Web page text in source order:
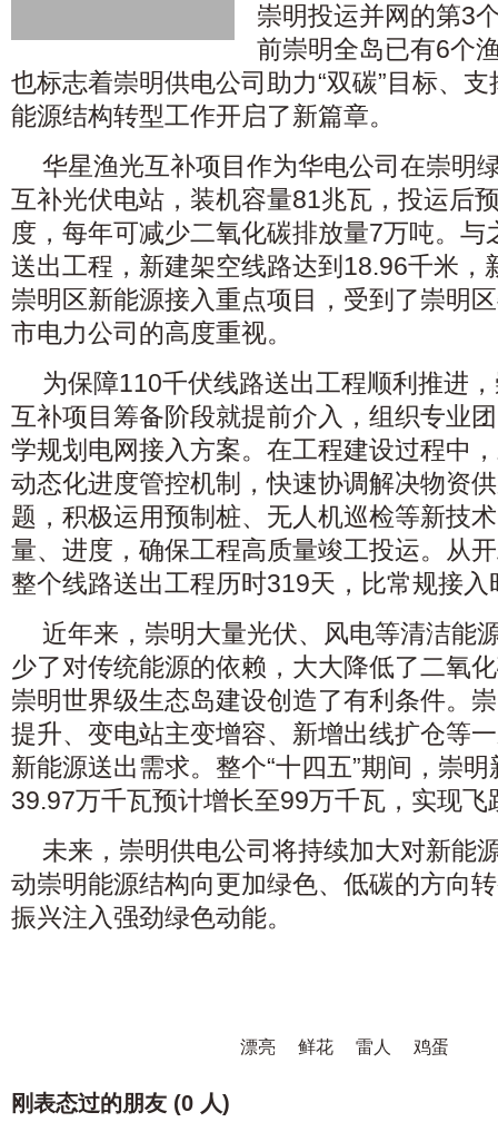
崇明投运并网的第3
前崇明全岛已有6个
也标志着崇明供电公司助力“双碳”目标、
能源结构转型工作开启了新篇章。
华星渔光互补项目作为华电公司在崇明
互补光伏电站，装机容量81兆瓦，投运后
度，每年可减少二氧化碳排放量7万吨。
送出工程，新建架空线路达到18.96千米，
崇明区新能源接入重点项目，受到了崇明
市电力公司的高度重视。
为保障110千伏线路送出工程顺利推进
互补项目筹备阶段就提前介入，组织专业
学规划电网接入方案。在工程建设过程中
动态化进度管控机制，快速协调解决物资
题，积极运用预制桩、无人机巡检等新技
量、进度，确保工程高质量竣工投运。从
整个线路送出工程历时319天，比常规接
近年来，崇明大量光伏、风电等清洁能
少了对传统能源的依赖，大大降低了二氧
崇明世界级生态岛建设创造了有利条件。
提升、变电站主变增容、新增出线扩仓等
新能源送出需求。整个“十四五”期间，崇
39.97万千瓦预计增长至99万千瓦，实现飞
未来，崇明供电公司将持续加大对新能
动崇明能源结构向更加绿色、低碳的方向
振兴注入强劲绿色动能。
漂亮 鲜花 雷人 鸡蛋
刚表态过的朋友 (0 人)